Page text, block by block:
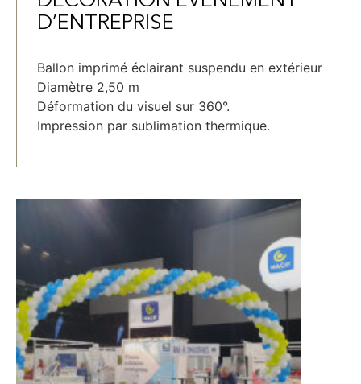
D’ENTREPRISE
Ballon imprimé éclairant suspendu en extérieur
Diamètre 2,50 m
Déformation du visuel sur 360°.
Impression par sublimation thermique.